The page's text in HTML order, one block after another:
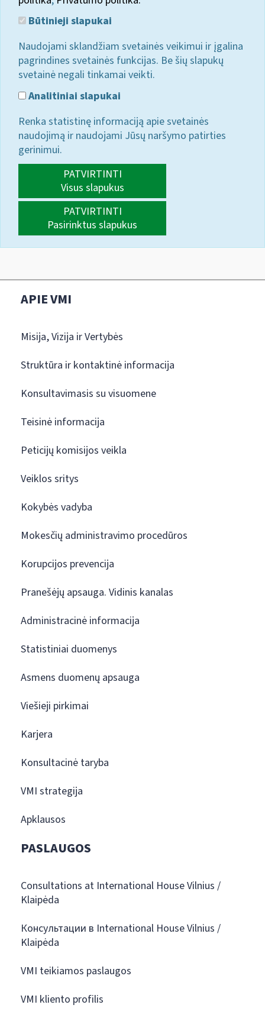
Būtinieji slapukai
Naudojami sklandžiam svetainės veikimui ir įgalina
pagrindines svetainės funkcijas. Be šių slapukų
svetainė negali tinkamai veikti.
Analitiniai slapukai
Renka statistinę informaciją apie svetainės
naudojimą ir naudojami Jūsų naršymo patirties
gerinimui.
PATVIRTINTI
Visus slapukus
PATVIRTINTI
Pasirinktus slapukus
APIE VMI
Misija, Vizija ir Vertybės
Struktūra ir kontaktinė informacija
Konsultavimasis su visuomene
Teisinė informacija
Peticijų komisijos veikla
Veiklos sritys
Kokybės vadyba
Mokesčių administravimo procedūros
Korupcijos prevencija
Pranešėjų apsauga. Vidinis kanalas
Administracinė informacija
Statistiniai duomenys
Asmens duomenų apsauga
Viešieji pirkimai
Karjera
Konsultacinė taryba
VMI strategija
Apklausos
PASLAUGOS
Consultations at International House Vilnius /
Klaipėda
Консультации в International House Vilnius /
Klaipėda
VMI teikiamos paslaugos
VMI kliento profilis